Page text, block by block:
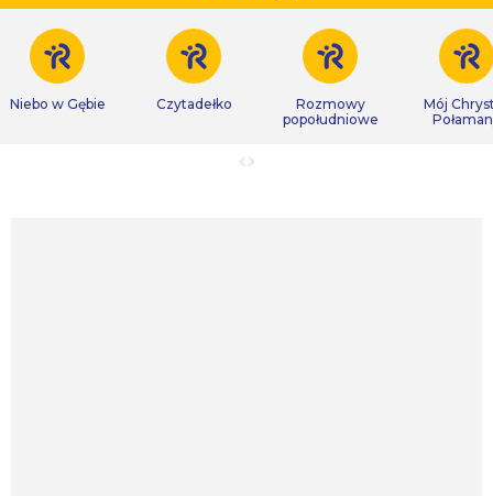
Niebo w Gębie Czytadełko
Rozmowy
popołudniowe
Mój